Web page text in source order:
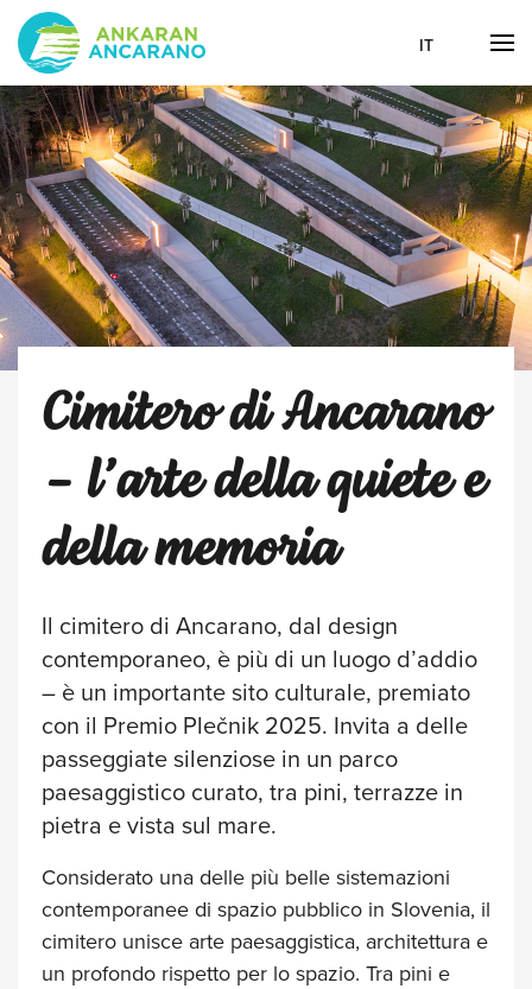
IT
Cimitero di Ancarano
– l’arte della quiete e
della memoria
Il cimitero di Ancarano, dal design
contemporaneo, è più di un luogo d’addio
– è un importante sito culturale, premiato
con il Premio Plečnik 2025. Invita a delle
passeggiate silenziose in un parco
paesaggistico curato, tra pini, terrazze in
pietra e vista sul mare.
Considerato una delle più belle sistemazioni
contemporanee di spazio pubblico in Slovenia, il
cimitero unisce arte paesaggistica, architettura e
un profondo rispetto per lo spazio. Tra pini e